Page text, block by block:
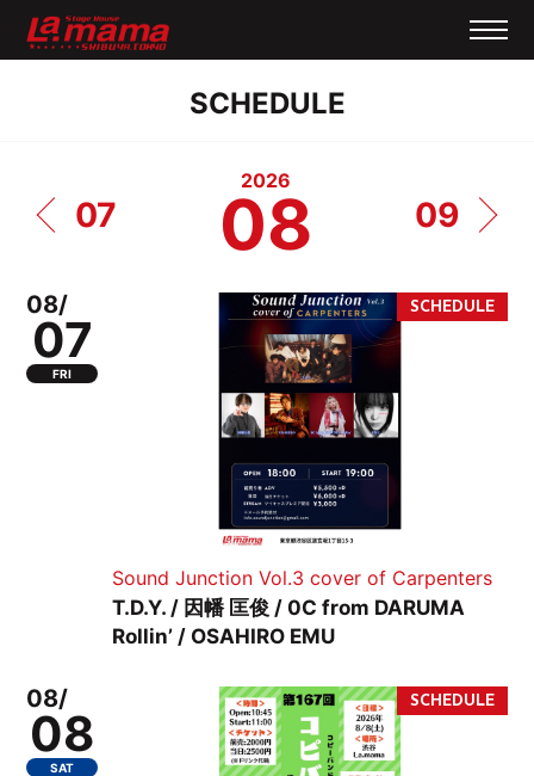
SCHEDULE
07
2026
08 09
08/
07
FRI
Sound Junction Vol.3 cover of Carpenters
T.D.Y. / 因幡 匡俊 / 0C from DARUMA
Rollin’ / OSAHIRO EMU
08/
08
SAT